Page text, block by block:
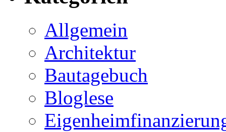
Allgemein
Architektur
Bautagebuch
Bloglese